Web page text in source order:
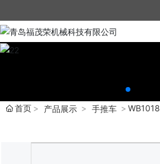
首页 产品展示 手推车 WB1018